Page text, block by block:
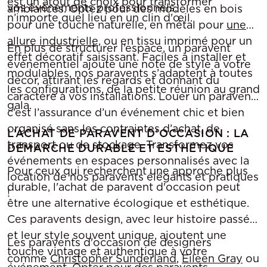
vos événements professionnels.
n’importe quel lieu en un clin d'œil.
ambiances. Optez pour des modèles en bois
pour une touche naturelle, en métal pour une
allure industrielle, ou en tissu imprimé pour un
effet décoratif saisissant. Faciles à installer et
modulables, nos paravents s’adaptent à toutes
les configurations, de la petite réunion au grand
gala.
En plus de structurer l’espace, un paravent
événementiel ajoute une note de style à votre
décor, attirant les regards et donnant du
caractère à vos installations. Louer un paravent,
c’est l’assurance d’un événement chic et bien
organisé sans les contraintes d’achat, de
transport ou de stockage. Transformez vos
événements en espaces personnalisés avec la
location de nos paravents élégants et pratiques
!
L’ACHAT DE PARAVENT D'OCCASION : LA
DÉMARCHE DURABLE ET ESTHÉTIQUE
Pour ceux qui recherchent une approche plus
durable, l'achat de paravent d'occasion peut
être une alternative écologique et esthétique.
Ces paravents design, avec leur histoire passée
et leur style souvent unique, ajoutent une
touche vintage et authentique à votre
Les paravents d'occasion de designers
commeChristopher Sunderland, Eileen Gray ou